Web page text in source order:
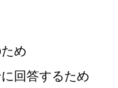
め
回答するため